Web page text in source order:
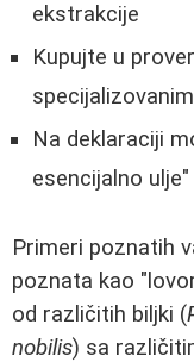
ekstrakcije
Kupujte u
Na deklaraciji
esencijalno ulje"
Primeri poznatih
poznata kao
od različitih biljki (
nobilis) sa